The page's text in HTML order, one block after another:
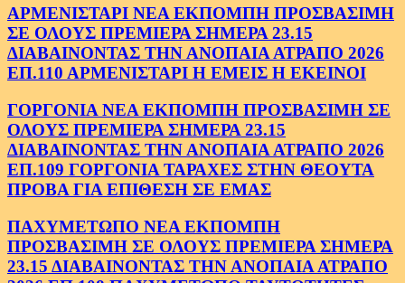
ΑΡΜΕΝΙΣΤΑΡΙ ΝΕΑ ΕΚΠΟΜΠΗ ΠΡΟΣΒΑΣΙΜΗ
ΣΕ ΟΛΟΥΣ ΠΡΕΜΙΕΡΑ ΣΗΜΕΡΑ 23.15
ΔΙΑΒΑΙΝΟΝΤΑΣ ΤΗΝ ΑΝΟΠΑΙΑ ΑΤΡΑΠΟ 2026
ΕΠ.110 ΑΡΜΕΝΙΣΤΑΡΙ Η ΕΜΕΙΣ Η ΕΚΕΙΝΟΙ
ΓΟΡΓΟΝΙΑ ΝΕΑ ΕΚΠΟΜΠΗ ΠΡΟΣΒΑΣΙΜΗ ΣΕ
ΟΛΟΥΣ ΠΡΕΜΙΕΡΑ ΣΗΜΕΡΑ 23.15
ΔΙΑΒΑΙΝΟΝΤΑΣ ΤΗΝ ΑΝΟΠΑΙΑ ΑΤΡΑΠΟ 2026
ΕΠ.109 ΓΟΡΓΟΝΙΑ ΤΑΡΑΧΕΣ ΣΤΗΝ ΘΕΟΥΤΑ
ΠΡΟΒΑ ΓΙΑ ΕΠΙΘΕΣΗ ΣΕ ΕΜΑΣ
ΠΑΧΥΜΕΤΩΠΟ ΝΕΑ ΕΚΠΟΜΠΗ
ΠΡΟΣΒΑΣΙΜΗ ΣΕ ΟΛΟΥΣ ΠΡΕΜΙΕΡΑ ΣΗΜΕΡΑ
23.15 ΔΙΑΒΑΙΝΟΝΤΑΣ ΤΗΝ ΑΝΟΠΑΙΑ ΑΤΡΑΠΟ